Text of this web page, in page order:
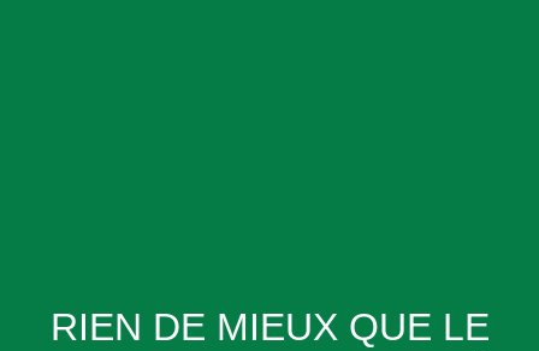
RIEN DE MIEUX QUE LE